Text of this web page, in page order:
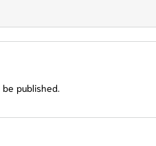
published.